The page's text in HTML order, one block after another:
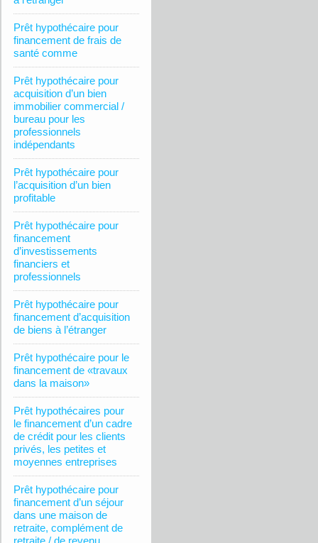
Prêt hypothécaire pour
financement de frais de
santé comme
Prêt hypothécaire pour
acquisition d’un bien
immobilier commercial /
bureau pour les
professionnels
indépendants
Prêt hypothécaire pour
l’acquisition d’un bien
profitable
Prêt hypothécaire pour
financement
d’investissements
financiers et
professionnels
Prêt hypothécaire pour
financement d’acquisition
de biens à l’étranger
Prêt hypothécaire pour le
financement de «travaux
dans la maison»
Prêt hypothécaires pour
le financement d’un cadre
de crédit pour les clients
privés, les petites et
moyennes entreprises
Prêt hypothécaire pour
financement d’un séjour
dans une maison de
retraite, complément de
retraite / de revenu